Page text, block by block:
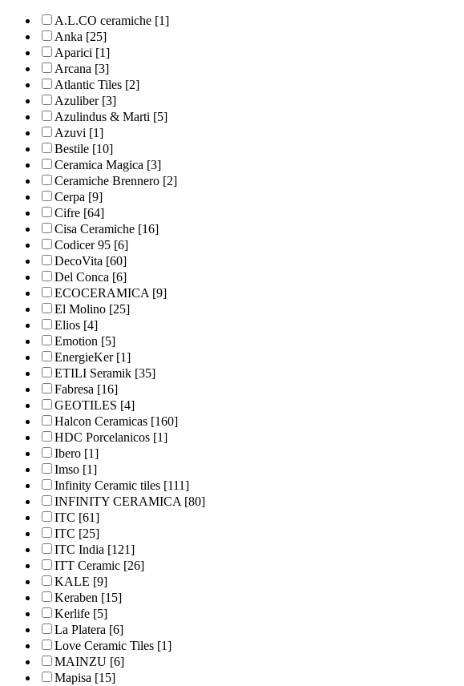
A.L.CO ceramiche [1]
Anka [25]
Aparici [1]
Arcana [3]
Atlantic Tiles [2]
Azuliber[3]
Azulindus & Marti [5]
Azuvi [1]
Bestile [10]
Ceramica Magica [3]
Ceramiche Brennero [2]
Cerpa [9]
Cifre [64]
Cisa Ceramiche [16]
Codicer 95 [6]
DecoVita [60]
Del Conca [6]
ECOCERAMICA[9]
El Molino [25]
Elios [4]
Emotion [5]
EnergieKer[1]
ETILI Seramik [35]
Fabresa [16]
GEOTILES [4]
Halcon Ceramicas [160]
HDC Porcelanicos [1]
Ibero [1]
Imso [1]
Infinity Ceramic tiles [111]
INFINITY CERAMICA[80]
ITC [61]
ITC [25]
ITC India [121]
ITT Ceramic [26]
KALE [9]
Keraben [15]
Kerlife [5]
La Platera [6]
Love Ceramic Tiles [1]
MAINZU [6]
Mapisa [15]